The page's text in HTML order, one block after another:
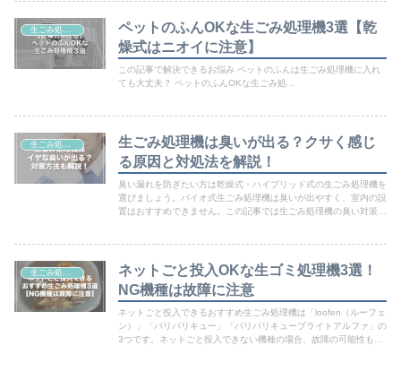
生ごみ処理機
ペットのふんOKな生ごみ処理機3選【乾
燥式はニオイに注意】
この記事で解決できるお悩み ペットのふんは生ごみ処理機に入れ
ても大丈夫？ ペットのふんOKな生ごみ処...
生ごみ処理機
生ごみ処理機は臭いが出る？クサく感じ
る原因と対処法を解説！
臭い漏れを防ぎたい方は乾燥式・ハイブリッド式の生ごみ処理機を
選びましょう。バイオ式生ごみ処理機は臭いが出やすく、室内の設
置はおすすめできません。この記事では生ごみ処理機の臭い対策方
ネットごと投入OKな生ゴミ処理機3選！
NG機種は故障に注意
ネットごと投入できるおすすめ生ごみ処理機は「loofen（ルーフェ
ン）」「パリパリキュー」「パリパリキューブライトアルファ」の
3つです。ネットごと投入できない機種の場合、故障の可能性もあ